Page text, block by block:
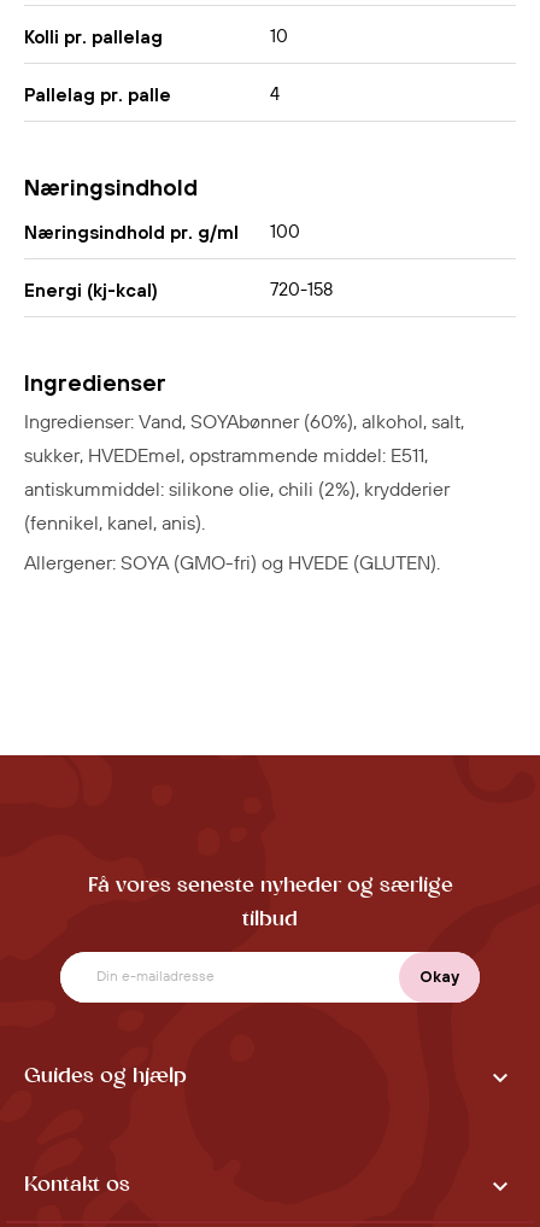
Kolli pr. pallelag 10
Pallelag pr. palle 4
Næringsindhold
Næringsindhold pr. g/ml 100
Energi (kj-kcal) 720-158
Ingredienser
Ingredienser: Vand, SOYAbønner (60%), alkohol, salt,
sukker, HVEDEmel, opstrammende middel: E511,
antiskummiddel: silikone olie, chili (2%), krydderier
(fennikel, kanel, anis).
Allergener: SOYA (GMO-fri) og HVEDE (GLUTEN).
Få vores seneste nyheder og særlige
tilbud
Guides og hjælp 
Kontakt os 